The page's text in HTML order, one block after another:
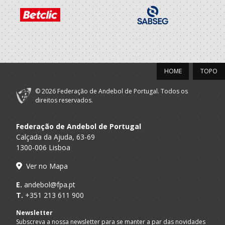
2020/21
A.A. Braga
Associação
Cultural de
Vermoim
SUB-13 M / SUB-15 M
Associação
2018/19
A.A. Braga
Cultural de
TOPO
HOME
© 2026 Federação de Andebol de Portugal. Todos os
direitos reservados.
Federação de Andebol de Portugal
Calçada da Ajuda, 63-69
1300-006 Lisboa
Ver no Mapa
E. andebol@fpa.pt
T. +351 213 611 900
Newsletter
Subscreva a nossa newsletter para se manter a par das novidades